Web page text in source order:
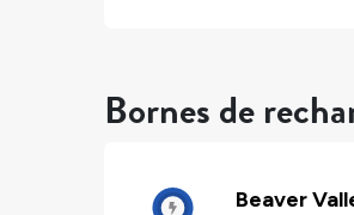
Bornes de
Beaver